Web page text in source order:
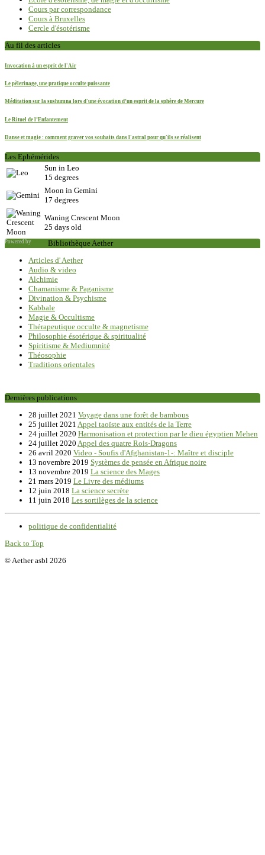
Cours par correspondance
Cours à Bruxelles
Cercle d'ésotérisme
Au fil des articles
Invocation à un esprit de l'Air
Le pèlerinage, une pratique occulte puissante
Méditation sur la sushumna lors d'une évocation d’un esprit de la sphère de Mercure
Le Rituel de l’Enfantement
Danse et magie : comment graver vos souhaits dans l'astral pour qu'ils se réalisent
Les Ephémérides
Sun in Leo
15 degrees
Moon in Gemini
17 degrees
Waning Crescent Moon
25 days old
Powered by
Bibliothèque Aether
Articles d' Aether
Audio & video
Alchimie
Chamanisme & Paganisme
Divination & Psychisme
Kabbale
Magie & Occultisme
Thérapeutique occulte & magnetisme
Philosophie ésotérique & spiritualité
Spiritisme & Mediumnité
Théosophie
Traditions orientales
Dernières publications
28 juillet 2021 Voyage dans une forêt de bambous
25 juillet 2021 Appel taoïste aux entités de la Terre
24 juillet 2020 Harmonisation et protection par le dieu égyptien Mehen
24 juillet 2020 Appel des quatre Rois-Dragons
26 avril 2020 Video - Soufis d'Afghanistan-1-: Maître et disciple
13 novembre 2019 Systèmes de pensée en Afrique noire
13 novembre 2019 La science des Mages
21 mars 2019 Le Livre des médiums
12 juin 2018 La science secrète
11 juin 2018 Les sortilèges de la science
politique de confidentialité
Back to Top
© Aether asbl 2026